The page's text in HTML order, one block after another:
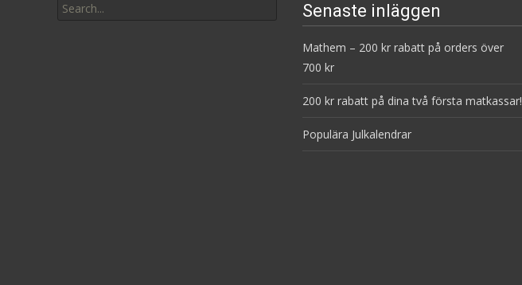
for:
Senaste inläggen
Mathem – 200 kr rabatt på orders över
700 kr
200 kr rabatt på dina två första matkassar!
Populära Julkalendrar